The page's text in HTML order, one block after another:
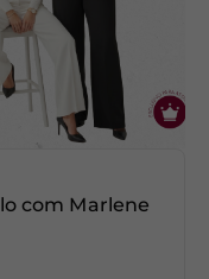
com Marlene